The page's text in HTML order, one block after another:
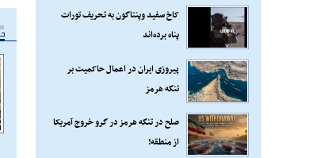
کاخ سفید وپنتاگون به تحریف تورات
پناه برده‌اند
پیروزی ایران در اعمال حاکمیت بر
تنگه هرمز
صلح در تنگه هرمز در گرو خروج آمریکا
از منطقه!